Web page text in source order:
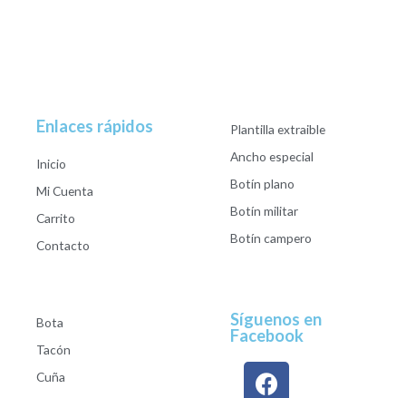
Enlaces rápidos
Inicio
Mi Cuenta
Carrito
Contacto
Plantilla extraible
Ancho especial
Botín plano
Botín militar
Botín campero
Bota
Tacón
Cuña
Síguenos en
Facebook